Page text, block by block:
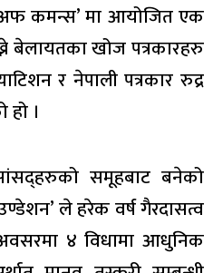
कमन्स’ मा आयोजित एक
बेलायतका खोज पत्रकारहरु
र नेपाली पत्रकार रुद्र
।
समूहबाट बनेको
ले हरेक वर्ष गैरदासत्व
४ विधामा आधुनिक